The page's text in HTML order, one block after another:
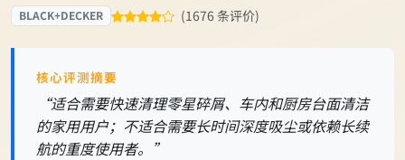
BLACK+DECKER (1676 条评价)
核心评测摘要
“适合需要快速清理零星碎屑、车内和厨房台面清洁
的家用用户；不适合需要长时间深度吸尘或依赖长续
航的重度使用者。”